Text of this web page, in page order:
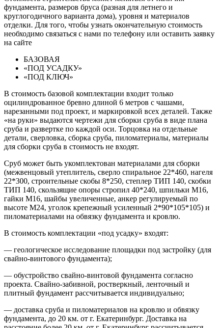
фундамента, размеров бруса (разная для летнего и
круглогодичного варианта дома), уровня и материалов
отделки. Для того, чтобы узнать окончательную стоимость
необходимо связаться с нами по телефону или оставить заявку
на сайте
БАЗОВАЯ
«ПОД УСАДКУ»
«ПОД КЛЮЧ»
В стоимость базовой комплектации входит только
оцилиндрованное бревно длиной 6 метров с чашами,
нарезанными под проект, и маркировкой всех деталей. Также
«на руки» выдаются чертежи для сборки сруба в виде плана
сруба и развертке по каждой оси. Торцовка на отдельные
детали, сверловка, сборка сруба, пиломатериалы, материалы
для сборки сруба в стоимость не входят.
Сруб может быть укомплектован материалами для сборки
(межвенцовый утеплитель, сверло спиральное 22*460, нагеля
22*300, строительные скобы 8*250, степлер ТИП 140, скобки
ТИП 140, скользящие опоры стропил 40*240, шпильки М16,
гайки М16, шайбы увеличенные, анкер регулируемый по
высоте М24, уголок крепежный усиленный 2*90*105*105) и
пиломатериалами на обвязку фундамента и кровлю.
В стоимость комплектации «под усадку» входят:
— геологическое исследование площадки под застройку (для
свайно-винтового фундамента);
— обустройство свайно-винтовой фундамента согласно
проекта. Свайно-забивной, ростверкный, ленточный и
плитный фундамент рассчитывается индивидуально;
— доставка сруба и пиломатериалов на кровлю и обвязку
фундамента, до 20 км. от г. Екатеринбург. Доставка на